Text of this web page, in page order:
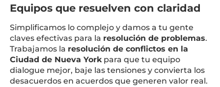
Equipos que resuelven con claridad
Simplificamos lo complejo y damos a tu gente
claves efectivas para la resolución de problemas.
Trabajamos la resolución de conflictos en la
Ciudad de Nueva Yorkpara que tu equipo
dialogue mejor, baje las tensiones y convierta los
desacuerdos en acuerdos que generen valor real.